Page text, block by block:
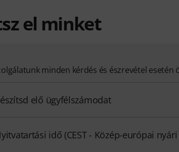
el minket
minden kérdés és észrevétel
elő ügyfélszámodat
idő (CEST - Közép-európai